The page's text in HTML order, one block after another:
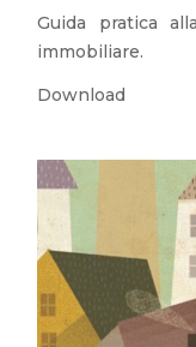
Guida pratica
immobiliare.
Download